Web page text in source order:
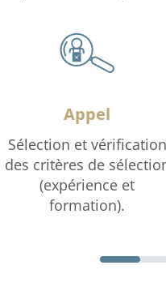
Appel
Sélection et vérification
des critères de
(expérience et
formation).